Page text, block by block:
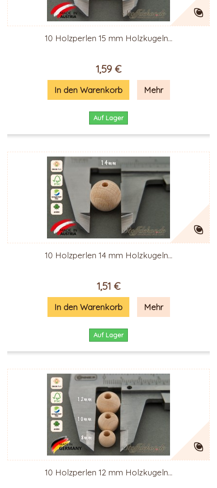
10 Holzperlen 15 mm Holzkugeln...
1,59 €
In den Warenkorb Mehr
Auf Lager
10 Holzperlen 14 mm Holzkugeln...
1,51 €
In den Warenkorb Mehr
Auf Lager
10 Holzperlen 12 mm Holzkugeln...